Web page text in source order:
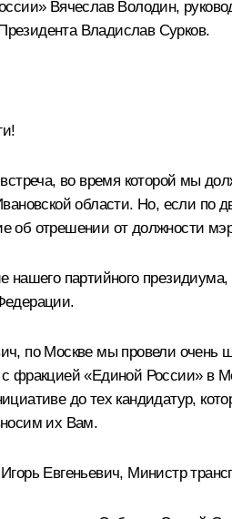
Вячеслав Володин,
Владислав Сурков.
во время которой мы
области. Но, если
об отрешении от должности
нашего партийного
по Москве мы провели очень
фракцией «Единой России» в
до тех кандидатур,
их Вам.
Евгеньевич, Министр